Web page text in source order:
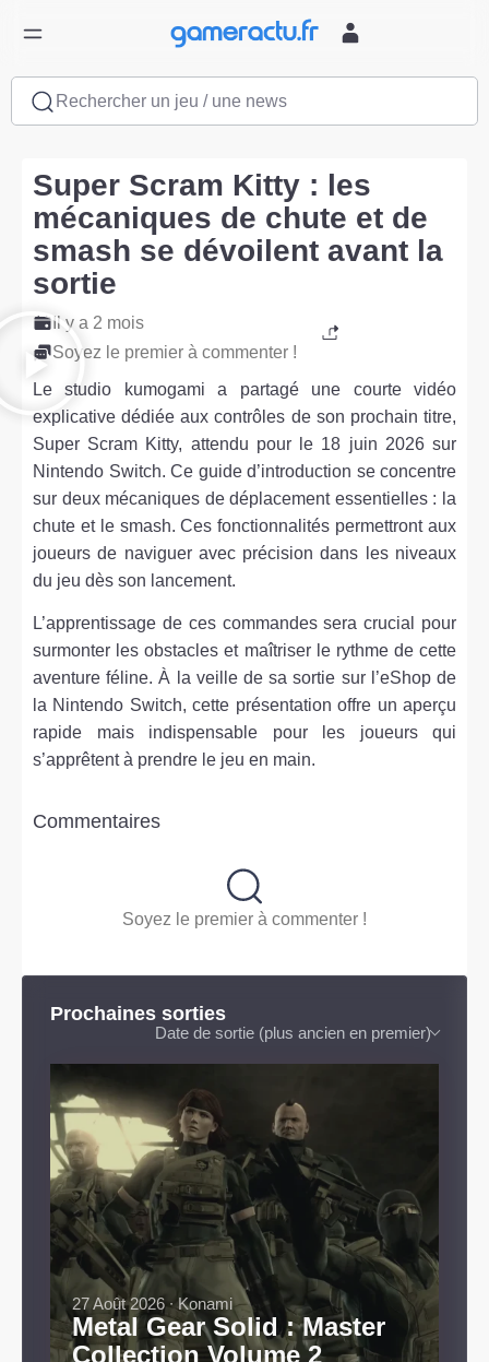
Rechercher un jeu / une news
Super Scram Kitty : les
mécaniques de chute et de
smash se dévoilent avant la
sortie
Il y a 2 mois
Soyez le premier à commenter !
Le studio kumogami a partagé une courte vidéo
explicative dédiée aux contrôles de son prochain titre,
Super Scram Kitty, attendu pour le 18 juin 2026 sur
Nintendo Switch. Ce guide d’introduction se concentre
sur deux mécaniques de déplacement essentielles : la
chute et le smash. Ces fonctionnalités permettront aux
joueurs de naviguer avec précision dans les niveaux
du jeu dès son lancement.
L’apprentissage de ces commandes sera crucial pour
surmonter les obstacles et maîtriser le rythme de cette
aventure féline. À la veille de sa sortie sur l’eShop de
la Nintendo Switch, cette présentation offre un aperçu
rapide mais indispensable pour les joueurs qui
s’apprêtent à prendre le jeu en main.
Commentaires
Soyez le premier à commenter !
Prochaines sorties
Date de sortie (plus ancien en premier)
Metal Gear Solid : Master
Collection Volume 2
27 Août 2026 ∙ Konami